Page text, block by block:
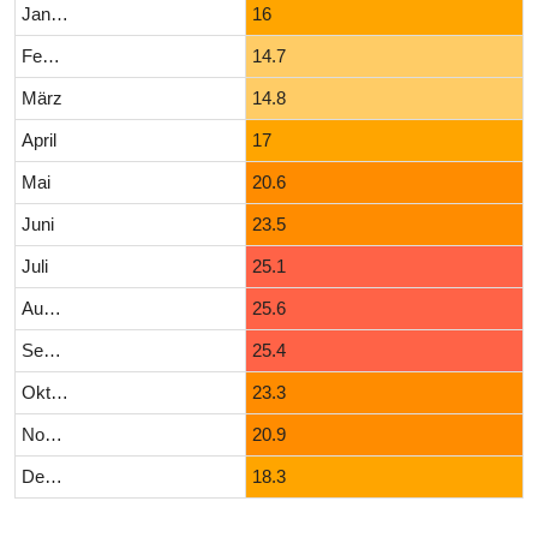
Januar 16
Februar 14.7
März 14.8
April 17
Mai 20.6
Juni 23.5
Juli 25.1
August 25.6
September 25.4
Oktober 23.3
November 20.9
Dezember 18.3